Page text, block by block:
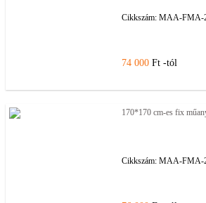
Cikkszám: MAA-FMA-
74 000 Ft -tól
170*170 cm-es fix
Cikkszám: MAA-FMA-